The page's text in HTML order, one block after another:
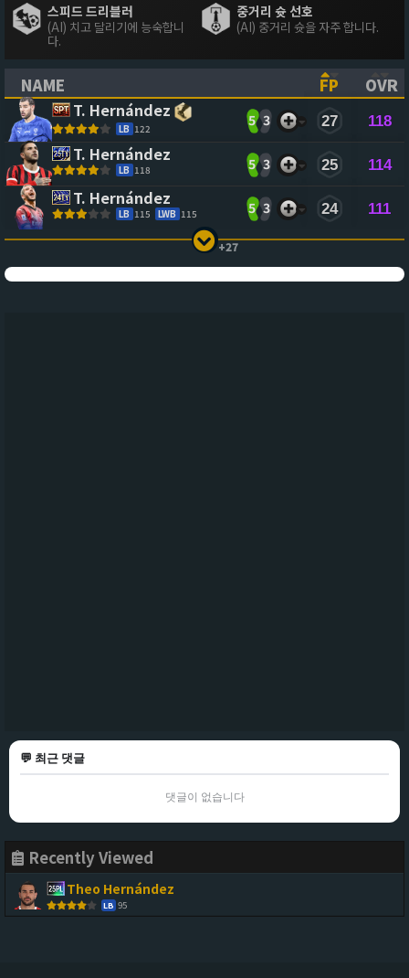
스피드 드리블러
(AI) 치고 달리기에 능숙합니
다.
중거리 슛 선호
(AI) 중거리 슛을 자주 합니다.
NAME
(CLICK TO SORT ASCENDING)
FP
OVR
T. Hernández
LB 122
5 3 27 118
T. Hernández
LB 118 5 3 25 114
T. Hernández
LB 115 LWB 115 5 3 24 111
+27
💬 최근 댓글
댓글이 없습니다
Recently Viewed
Theo Hernández
LB 95